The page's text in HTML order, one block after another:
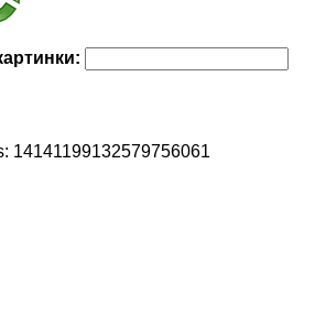
14141199132579756061